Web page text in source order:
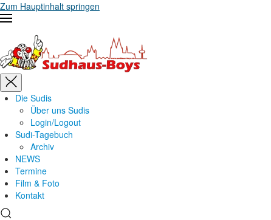
Zum Hauptinhalt springen
Die Sudis
Über uns Sudis
Login/Logout
Sudi-Tagebuch
Archiv
NEWS
Termine
Film & Foto
Kontakt